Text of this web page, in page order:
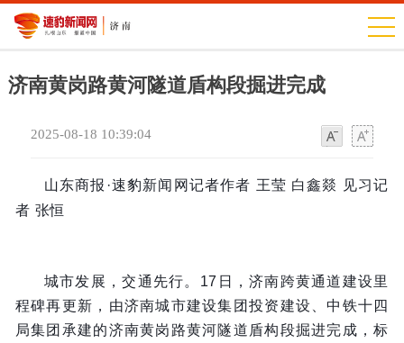
济南黄岗路黄河隧道盾构段掘进完成
2025-08-18 10:39:04
山东商报·速豹新闻网记者作者 王莹 白鑫燚 见习记
者 张恒
城市发展，交通先行。17日，济南跨黄通道建设里
程碑再更新，由济南城市建设集团投资建设、中铁十四
局集团承建的济南黄岗路黄河隧道盾构段掘进完成，标